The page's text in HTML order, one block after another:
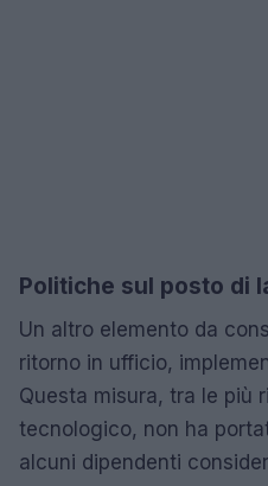
Politiche sul posto di
Un altro elemento da
ritorno in ufficio,
Questa misura, tra le più
tecnologico, non ha
alcuni dipendenti